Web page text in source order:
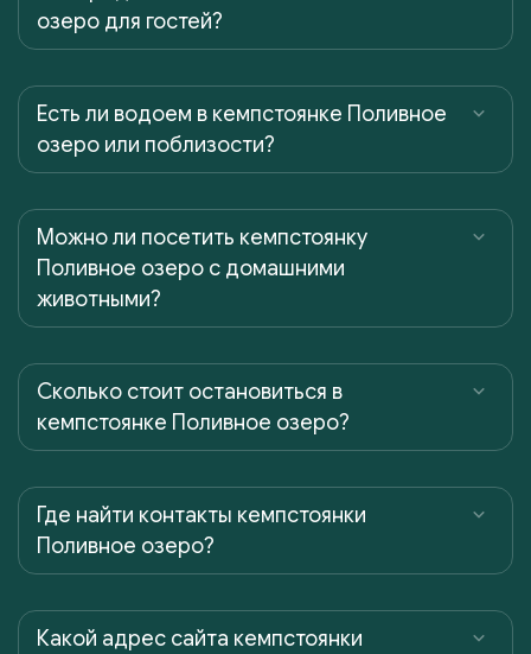
озеро для гостей?
Есть ли водоем в кемпстоянке Поливное
озеро или поблизости?
Можно ли посетить кемпстоянку
Поливное озеро с домашними
животными?
Сколько стоит остановиться в
кемпстоянке Поливное озеро?
Где найти контакты кемпстоянки
Поливное озеро?
Какой адрес сайта кемпстоянки